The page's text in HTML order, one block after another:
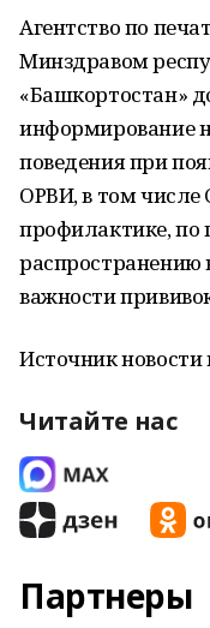
Агентство по
Минздравом
«Башкортостан»
информирование
поведения при
ОРВИ, в том числе
профилактике, по
распространению
важности
Источник
Читайте нас
Партнеры